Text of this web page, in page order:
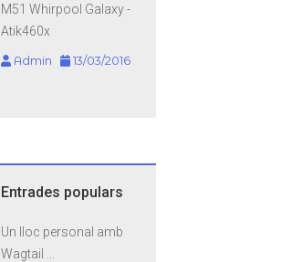
M51 Whirpool Galaxy -
Atik460x
Admin 13/03/2016
Entrades populars
Un lloc personal amb
Wagtail ...